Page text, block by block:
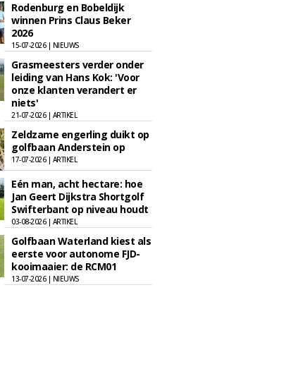
Rodenburg en Bobeldijk
winnen Prins Claus Beker
2026
15-07-2026 | NIEUWS
Grasmeesters verder onder
leiding van Hans Kok: 'Voor
onze klanten verandert er
niets'
21-07-2026 | ARTIKEL
Zeldzame engerling duikt op
golfbaan Anderstein op
17-07-2026 | ARTIKEL
Eén man, acht hectare: hoe
Jan Geert Dijkstra Shortgolf
Swifterbant op niveau houdt
03-08-2026 | ARTIKEL
Golfbaan Waterland kiest als
eerste voor autonome FJD-
kooimaaier: de RCM01
13-07-2026 | NIEUWS